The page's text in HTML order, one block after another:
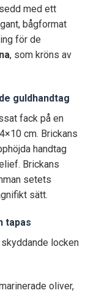
med ett
bågformat
för de
, som kröns av
guldhandtag
fack på en
cm. Brickans
handtag
Brickans
setets
sätt.
tapas
locken
oliver,